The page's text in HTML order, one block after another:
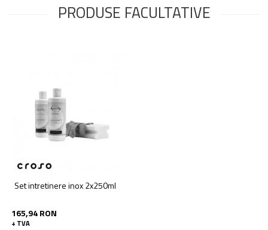
PRODUSE FACULTATIVE
Set intretinere inox 2x250ml
165,94 RON
+ TVA